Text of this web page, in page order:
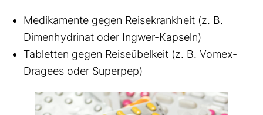
Medikamente gegen Reisekrankheit (z. B.
Dimenhydrinat oder Ingwer-Kapseln)
Tabletten gegen Reiseübelkeit (z. B. Vomex-
Dragees oder Superpep)